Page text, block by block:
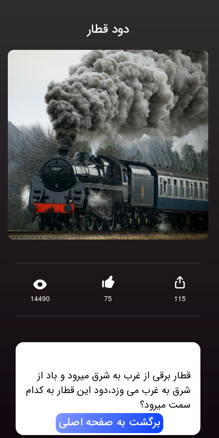
دود قطار
14490 75 115
قطار برقی از غرب به شرق میرود و باد از
شرق به غرب می وزد،دود این قطار به کدام
سمت میرود؟
برگشت به صفحه اصلی